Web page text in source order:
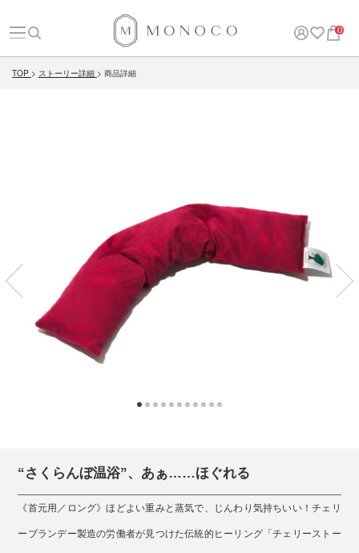
0
TOP ストーリー詳細 商品詳細
“さくらんぼ温浴”、あぁ……ほぐれる
《首元用／ロング》ほどよい重みと蒸気で、じんわり気持ちいい！チェリ
ーブランデー製造の労働者が見つけた伝統的ヒーリング「チェリーストー